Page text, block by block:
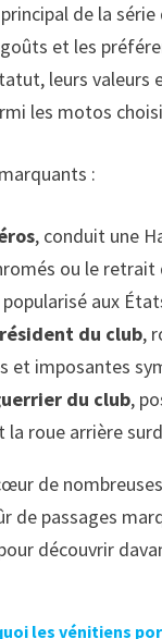
de la
et les
leurs valeurs
les motos
:
, conduit une
ou le
aux
du club,
et imposantes
du club,
la roue arrière
de
de passages
découvrir
les vénitiens